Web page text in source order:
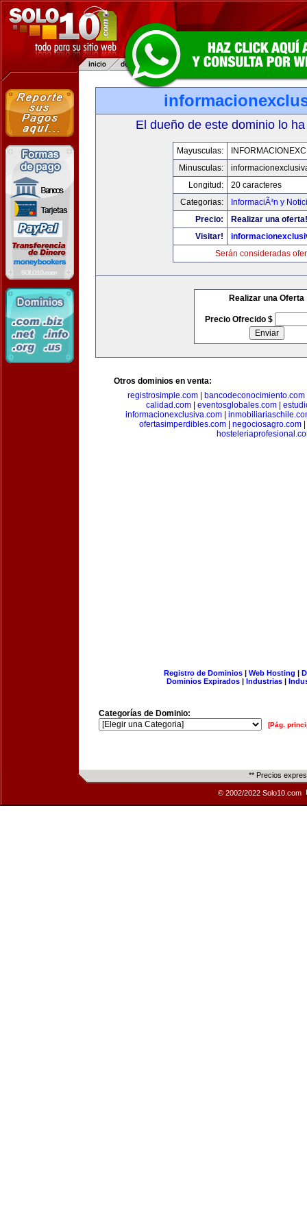
El dueño de este dominio lo
Mayusculas:
Minusculas:
Longitud:
20 caracteres
Categorias:
InformaciÃ³n y
Precio:
Realizar una oferta!
Visitar!
Serán consideradas
Realizar una Oferta
Precio Ofrecido $
Otros dominios en venta:
registrosimple.com
bancodeconocimiento.com
calidad.com
eventosglobales.com
informacionexclusiva.com|
ofertasimperdibles.com
negociosagro.com
Registro de Dominios| Web Hosting |
Dominios Expirados | Industrias |
Categorías de Dominio:
[Pág.
** Precios
© 2002/2022 Solo10.com